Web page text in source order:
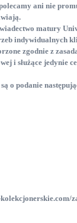
ani nie
matury
indywidualnych
zgodnie z
i służące jedynie
o podanie
09